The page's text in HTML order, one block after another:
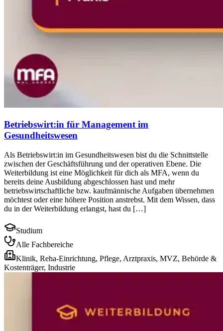
Betriebswirt:in für Management im
Gesundheitswesen
Als Betriebswirt:in im Gesundheitswesen bist du die Schnittstelle
zwischen der Geschäftsführung und der operativen Ebene. Die
Weiterbildung ist eine Möglichkeit für dich als MFA, wenn du
bereits deine Ausbildung abgeschlossen hast und mehr
betriebswirtschaftliche bzw. kaufmännische Aufgaben übernehmen
möchtest oder eine höhere Position anstrebst. Mit dem Wissen, dass
du in der Weiterbildung erlangst, hast du […]
Studium
Alle Fachbereiche
Klinik, Reha-Einrichtung, Pflege, Arztpraxis, MVZ, Behörde &
Kostenträger, Industrie